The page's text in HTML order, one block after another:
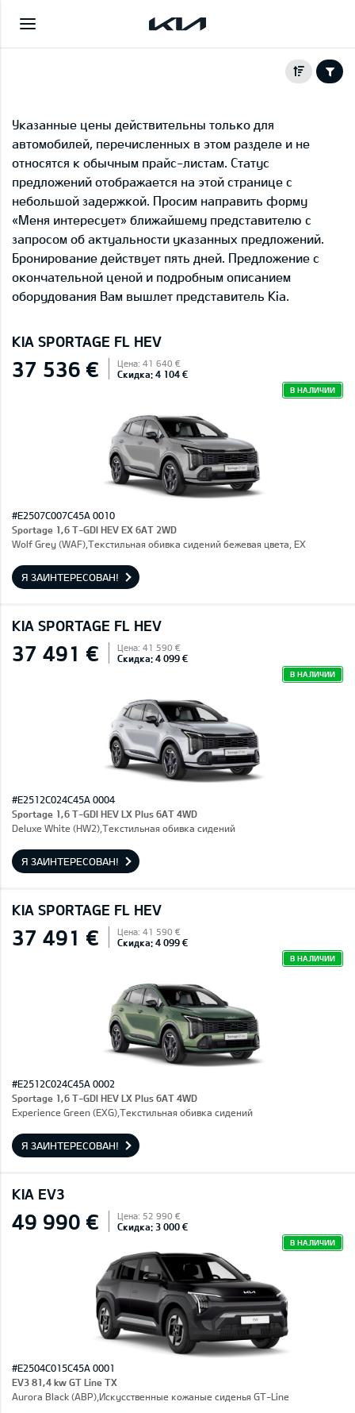
Указанные цены действительны только для
автомобилей, перечисленных в этом разделе и не
относятся к обычным прайс-листам. Статус
предложений отображается на этой странице с
небольшой задержкой. Просим направить форму
«Меня интересует» ближайшему представителю с
запросом об актуальности указанных предложений.
Бронирование действует пять дней. Предложение с
окончательной ценой и подробным описанием
оборудования Вам вышлет представитель Kia.
KIA SPORTAGE FL HEV
37 536 € Цена: 41 640 €
Скидка: 4 104 €
В НАЛИЧИИ
#E2507C007C45A 0010
Sportage 1,6 T-GDI HEV EX 6AT 2WD
Wolf Grey (WAF),Текстильная обивка сидений бежевая цвета, EX
Я ЗАИНТЕРЕСОВАН!
KIA SPORTAGE FL HEV
37 491 € Цена: 41 590 €
Скидка: 4 099 €
В НАЛИЧИИ
#E2512C024C45A 0004
Sportage 1,6 T-GDI HEV LX Plus 6AT 4WD
Deluxe White (HW2),Текстильная обивка сидений
Я ЗАИНТЕРЕСОВАН!
KIA SPORTAGE FL HEV
37 491 € Цена: 41 590 €
Скидка: 4 099 €
В НАЛИЧИИ
#E2512C024C45A 0002
Sportage 1,6 T-GDI HEV LX Plus 6AT 4WD
Experience Green (EXG),Текстильная обивка сидений
Я ЗАИНТЕРЕСОВАН!
KIA EV3
49 990 € Цена: 52 990 €
Скидка: 3 000 €
В НАЛИЧИИ
#E2504C015C45A 0001
EV3 81,4 kw GT Line TX
Aurora Black (ABP),Искусственные кожаные сиденья GT-Line